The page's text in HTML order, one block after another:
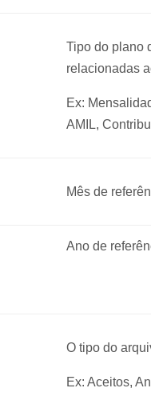
Tipo do plano
relacionadas
Ex:
AMIL,
Mês de
Ano de
O tipo do
Ex: Aceitos,